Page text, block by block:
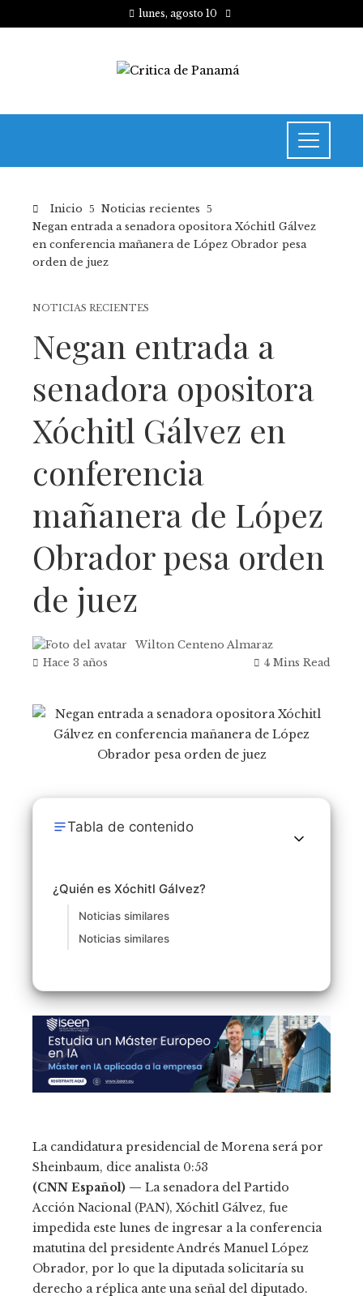
lunes, agosto 10
Inicio
Noticias recientes
Negan entrada a senadora opositora Xóchitl Gálvez
en conferencia mañanera de López Obrador pesa
orden de juez
NOTICIAS RECIENTES
Negan entrada a
senadora opositora
Xóchitl Gálvez en
conferencia
mañanera de López
Obrador pesa orden
de juez
Wilton Centeno Almaraz
Hace 3 años
4 Mins Read
Tabla de contenido
¿Quién es Xóchitl Gálvez?
Noticias similares
Noticias similares
La candidatura presidencial de Morena será por
Sheinbaum, dice analista 0:53
(CNN Español) — La senadora del Partido
Acción Nacional (PAN), Xóchitl Gálvez, fue
impedida este lunes de ingresar a la conferencia
matutina del presidente Andrés Manuel López
Obrador, por lo que la diputada solicitaría su
derecho a réplica ante una señal del diputado.